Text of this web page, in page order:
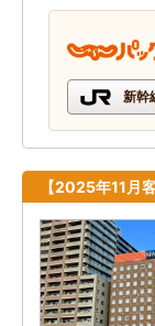
新幹
【2025年11月